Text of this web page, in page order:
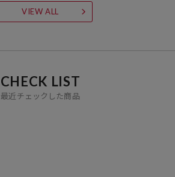
VIEW ALL
CHECK LIST
最近チェックした商品